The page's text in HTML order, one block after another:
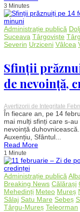
3 Minutes
Administrație publică Dolj
Suceava Târgoviște
Severin Urziceni Vâlcea
Sfinții
de nevoință,
Avertizorii de Integritate
În fiecare an, pe 14
mai mulți sfinți care s-
nevoință
Auxențiu, Sfântul...
Read More
1 Minute
Administrație publică
Breaking News Călărași
Mehedinți Meteo Mureș
Sălaj Satu Mare Sebeș
Târgu-Mureș Teleorman